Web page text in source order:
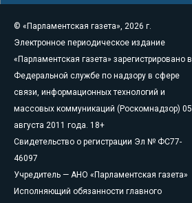
© «Парламентская газета», 2026 г.
Электронное периодическое издание
«Парламентская газета» зарегистрировано в
Федеральной службе по надзору в сфере
связи, информационных технологий и
массовых коммуникаций (Роскомнадзор) 05
августа 2011 года. 18+
Свидетельство о регистрации Эл № ФС77-
46097
Учредитель — АНО «Парламентская газета»
Исполняющий обязанности главного